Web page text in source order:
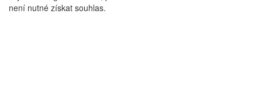
není nutné získat souhlas.